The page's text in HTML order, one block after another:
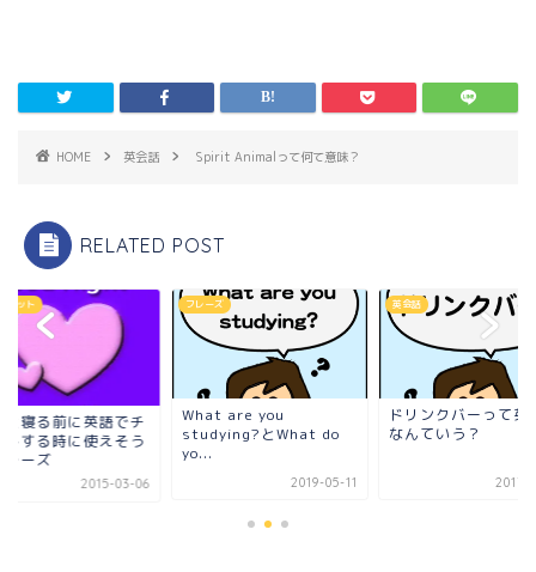
HOME 英会話 Spirit Animalって何て意味？
RELATED POST
ャット
と寝る前に英語でチ
トする時に使えそう
レーズ
2015-03-06
フレーズ
What are you
studying?とWhat do
yo...
2019-05-11
英会話
ドリンクバーって英
なんていう？
2017-